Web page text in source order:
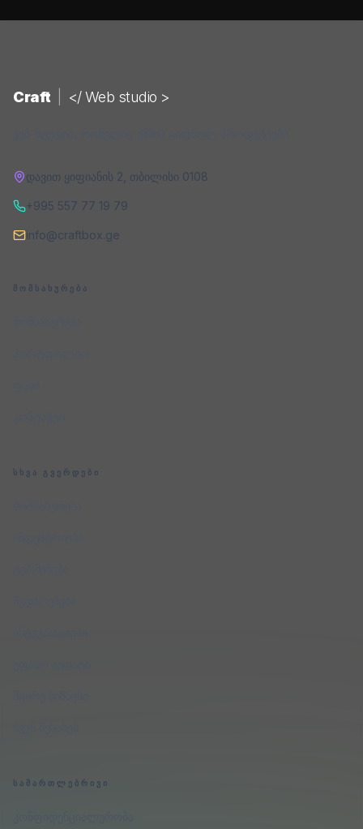
Craft </ Web studio >
დავით ყიფიანის 2 თბილისი 0108
+995 557 77 19 79
info@craftbox.ge
ᲛᲝᲛᲡᲐᲮᲣᲠᲔᲑᲐ
ᲡᲮᲕᲐ ᲒᲕᲔᲠᲓᲔᲑᲘ
ᲡᲐᲛᲐᲠᲗᲚᲔᲑᲠᲘᲕᲘ